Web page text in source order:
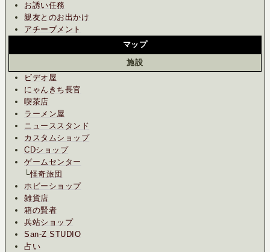
お誘い任務
親友とのお出かけ
アチーブメント
マップ
施設
ビデオ屋
にゃんきち長官
喫茶店
ラーメン屋
ニューススタンド
カスタムショップ
CDショップ
ゲームセンター
└怪奇旅団
ホビーショップ
雑貨店
箱の賢者
兵站ショップ
San-Z STUDIO
占い